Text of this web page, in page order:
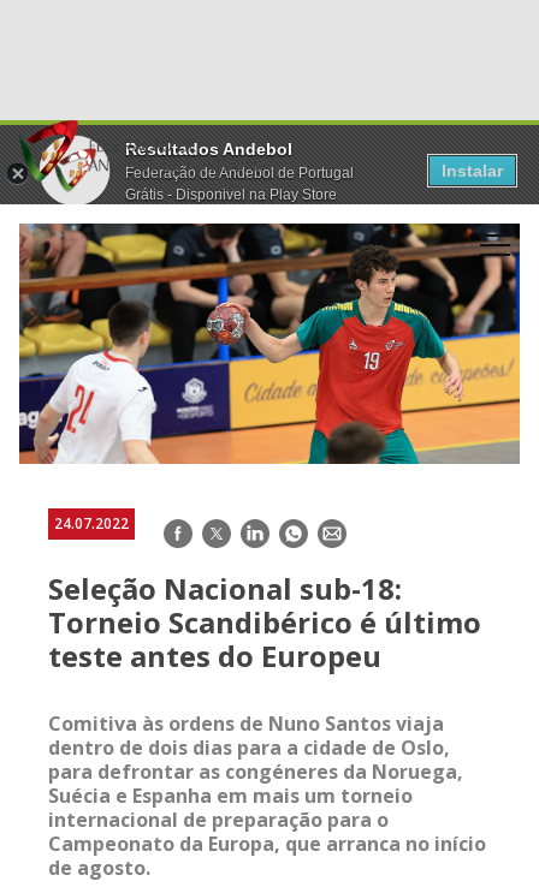
Resultados Andebol
Federação de Andebol de Portugal
Grátis - Disponivel na Play Store
Instalar
24.07.2022 Facebook
TwitterLinkedInWhatsApp
E-
Seleção Nacional sub-18:
Torneio Scandibérico é último
teste antes do Europeu
Comitiva às ordens de Nuno Santos viaja
dentro de dois dias para a cidade de Oslo,
para defrontar as congéneres da Noruega,
Suécia e Espanha em mais um torneio
internacional de preparação para o
Campeonato da Europa, que arranca no início
de agosto.